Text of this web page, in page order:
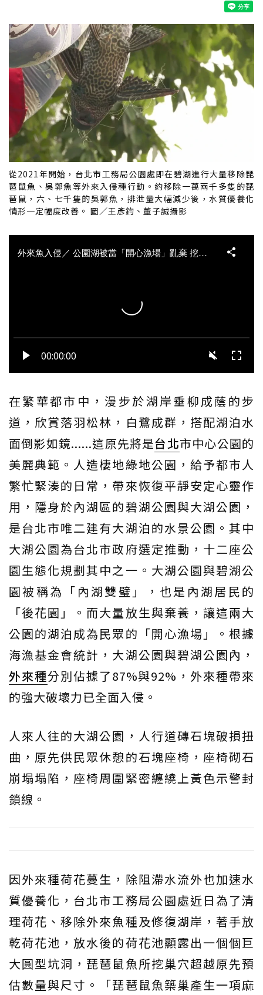
從2021年開始，台北市工務局公園處即在碧湖進行大量移除琵
琶鼠魚、吳郭魚等外來入侵種行動。約移除一萬兩千多隻的琵
琶鼠，六、七千隻的吳郭魚，排泄量大幅減少後，水質優養化
情形一定幅度改善。 圖／王彥鈞、董子誠攝影
在繁華都市中，漫步於湖岸垂柳成蔭的步
道，欣賞落羽松林，白鷺成群，搭配湖泊水
面倒影如鏡......這原先將是台北市中心公園的
美麗典範。人造棲地綠地公園，給予都市人
繁忙緊湊的日常，帶來恢復平靜安定心靈作
用，隱身於內湖區的碧湖公園與大湖公園，
是台北市唯二建有大湖泊的水景公園。其中
大湖公園為台北市政府選定推動，十二座公
園生態化規劃其中之一。大湖公園與碧湖公
園被稱為「內湖雙璧」，也是內湖居民的
「後花園」。而大量放生與棄養，讓這兩大
公園的湖泊成為民眾的「開心漁場」。根據
海漁基金會統計，大湖公園與碧湖公園內，
外來種分別佔據了87%與92%，外來種帶來
的強大破壞力已全面入侵。
人來人往的大湖公園，人行道磚石塊破損扭
曲，原先供民眾休憩的石塊座椅，座椅砌石
崩塌塌陷，座椅周圍緊密纏繞上黃色示警封
鎖線。
因外來種荷花蔓生，除阻滯水流外也加速水
質優養化，台北市工務局公園處近日為了清
理荷花、移除外來魚種及修復湖岸，著手放
乾荷花池，放水後的荷花池顯露出一個個巨
大圓型坑洞，琵琶鼠魚所挖巢穴超越原先預
估數量與尺寸。「琵琶鼠魚築巢產生一項麻